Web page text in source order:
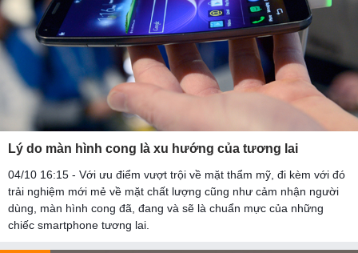
Lý do màn hình cong là xu hướng của tương lai
04/10 16:15 - Với ưu điểm vượt trội về mặt thẩm mỹ, đi kèm với đó
trải nghiệm mới mẻ về mặt chất lượng cũng như cảm nhận người
dùng, màn hình cong đã, đang và sẽ là chuẩn mực của những
chiếc smartphone tương lai.